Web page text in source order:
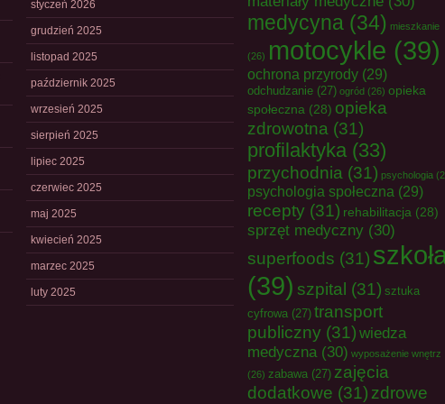
styczeń 2026
grudzień 2025
listopad 2025
październik 2025
wrzesień 2025
sierpień 2025
lipiec 2025
czerwiec 2025
maj 2025
kwiecień 2025
marzec 2025
luty 2025
medycyna (34) mieszkanie
(26) motocykle (39)
ochrona przyrody (29)
odchudzanie (27) ogród (26) opieka
społeczna (28) opieka
zdrowotna (31)
profilaktyka (33)
przychodnia (31) psychologia
psychologia społeczna (29)
recepty (31) rehabilitacja (28)
sprzęt medyczny (30)
superfoods (31)
(39) szpital (31) sztuka
cyfrowa (27) transport
publiczny (31) wiedza
medyczna(30) wyposażenie wnętrz
(26) zabawa (27) zajęcia
dodatkowe (31) zdrowe